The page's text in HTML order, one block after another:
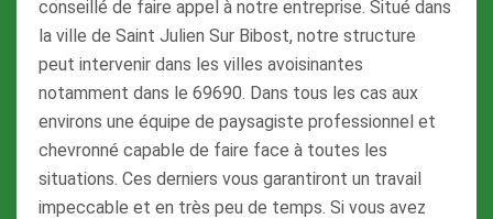
conseillé de faire appel à notre entreprise. Situé dans
la ville de Saint Julien Sur Bibost, notre structure
peut intervenir dans les villes avoisinantes
notamment dans le 69690. Dans tous les cas aux
environs une équipe de paysagiste professionnel et
chevronné capable de faire face à toutes les
situations. Ces derniers vous garantiront un travail
impeccable et en très peu de temps. Si vous avez